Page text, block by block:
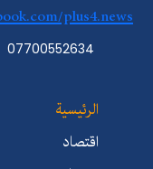
plus4.news
07700552634
الرئيسية
اقتصاد